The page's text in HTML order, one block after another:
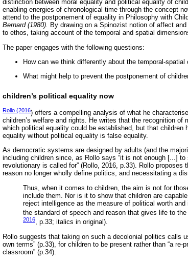
distinction between moral equality and political equality of
enabling energies of chronological time through the concept
attend to the postponement of equality in Philosophy with
Bernard (1980). By drawing on a Spinozist notion of affect
to ethos, taking account of the temporal and spatial
The paper engages with the following questions:
How can we think differently about the temporal-
What might help to prevent the postponement of
children’s political equality now
Rollo (2016) offers a compelling analysis of what he
children’s welfare and rights. He writes that the recognition
which political equality could be established, but that children
equality without political equality is false equality.
As democratic systems are designed by adults (and the
including children since, as Rollo says “it is not enough [...]
revolutionary is called for” (Rollo, 2016, p.33). Rollo
reason no longer wholly define politics, and necessitating a
Thus, when it comes to children, the aim is not for
include them. Nor is it to show that children are
reject intelligence as the measure of political worth
the standard of speech and reason that gives life to
2016, p.33; italics in original).
Rollo suggests that taking on such a decolonial politics calls
own terms” (p.33), for children to be present rather than “a
classroom” (p.34).